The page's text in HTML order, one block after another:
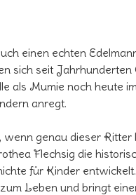
einen echten
sich seit
als Mumie noch heute
anregt.
genau dieser
Flechsig die
für Kinder
Leben und bringt